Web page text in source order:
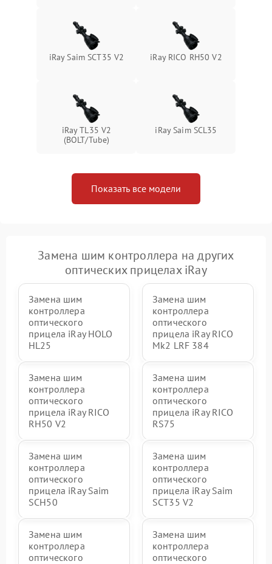
iRay Saim SCT35 V2 iRay RICO RH50 V2
iRay TL35 V2
(BOLT/Tube)
iRay Saim SCL35
Показать все модели
Замена шим контроллера на других
оптических прицелах iRay
Замена шим
контроллера
оптического
прицела iRay HOLO
HL25
Замена шим
контроллера
оптического
прицела iRay RICO
Mk2 LRF 384
Замена шим
контроллера
оптического
прицела iRay RICO
RH50 V2
Замена шим
контроллера
оптического
прицела iRay RICO
RS75
Замена шим
контроллера
оптического
прицела iRay Saim
SCH50
Замена шим
контроллера
оптического
прицела iRay Saim
SCT35 V2
Замена шим
контроллера
оптического
Замена шим
контроллера
оптического